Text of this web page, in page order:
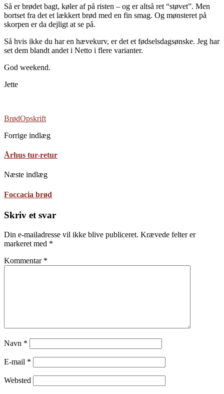
Så er brødet bagt, køler af på risten – og er altså ret “støvet”. Men
bortset fra det et lækkert brød med en fin smag. Og mønsteret på
skorpen er da dejligt at se på.
Så hvis ikke du har en hævekurv, er det et fødselsdagsønske. Jeg har
set dem blandt andet i Netto i flere varianter.
God weekend.
Jette
BrødOpskrift
Forrige indlæg
Århus tur-retur
Næste indlæg
Foccacia brød
Skriv et svar
Din e-mailadresse vil ikke blive publiceret. Krævede felter er
markeret med *
Kommentar *
Navn *
E-mail *
Websted